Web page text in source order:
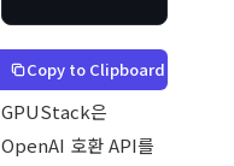
Copy to Clipboard
GPUStack은
OpenAI 호환 API를